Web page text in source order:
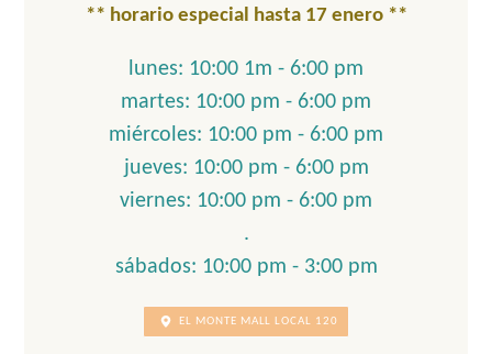
** horario especial hasta 17 enero **
lunes: 10:00 1m - 6:00 pm
martes: 10:00 pm - 6:00 pm
miércoles: 10:00 pm - 6:00 pm
jueves: 10:00 pm - 6:00 pm
viernes: 10:00 pm - 6:00 pm
.
sábados: 10:00 pm - 3:00 pm
EL MONTE MALL LOCAL 120